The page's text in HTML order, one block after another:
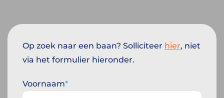
Op zoek naar een baan? Solliciteer hier, niet
via het formulier hieronder.
Voornaam